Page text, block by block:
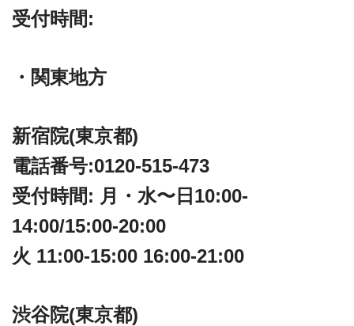
受付時間:
・関東地方
新宿院(東京都)
電話番号:0120-515-473
受付時間: 月・水〜日10:00-
14:00/15:00-20:00
火 11:00-15:00 16:00-21:00
渋谷院(東京都)